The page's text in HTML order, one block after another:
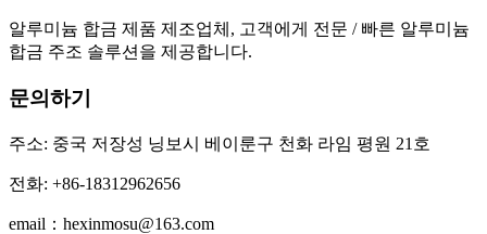
알루미늄 합금 제품 제조업체, 고객에게 전문 / 빠른 알루미늄
합금 주조 솔루션을 제공합니다.
문의하기
주소: 중국 저장성 닝보시 베이룬구 천화 라임 평원 21호
전화: +86-18312962656
email：hexinmosu@163.com